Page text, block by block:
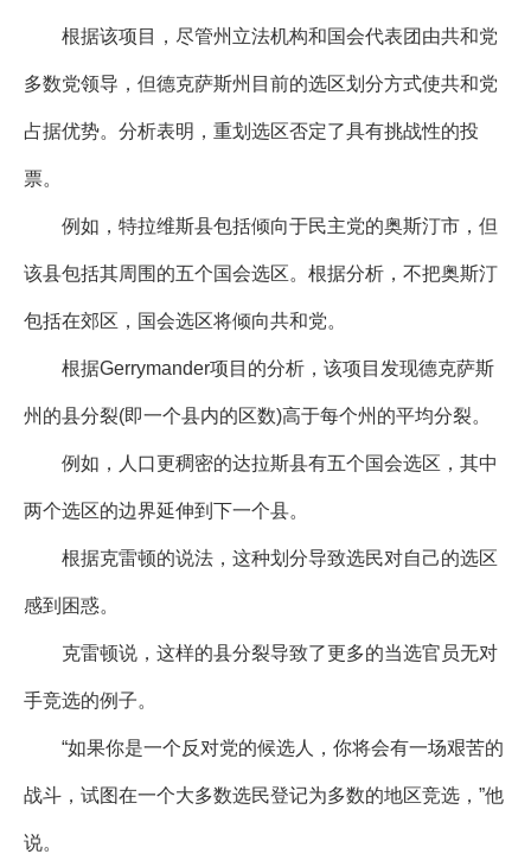
根据该项目，尽管州立法机构和国会代表团由共和党
多数党领导，但德克萨斯州目前的选区划分方式使共和党
占据优势。分析表明，重划选区否定了具有挑战性的投
票。
例如，特拉维斯县包括倾向于民主党的奥斯汀市，但
该县包括其周围的五个国会选区。根据分析，不把奥斯汀
包括在郊区，国会选区将倾向共和党。
根据Gerrymander项目的分析，该项目发现德克萨斯
州的县分裂(即一个县内的区数)高于每个州的平均分裂。
例如，人口更稠密的达拉斯县有五个国会选区，其中
两个选区的边界延伸到下一个县。
根据克雷顿的说法，这种划分导致选民对自己的选区
感到困惑。
克雷顿说，这样的县分裂导致了更多的当选官员无对
手竞选的例子。
“如果你是一个反对党的候选人，你将会有一场艰苦的
战斗，试图在一个大多数选民登记为多数的地区竞选，”他
说。